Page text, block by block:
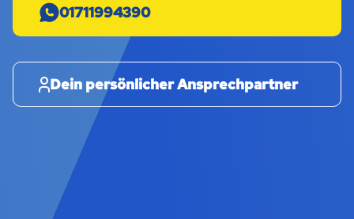
01711994390
Dein persönlicher Ansprechpartner